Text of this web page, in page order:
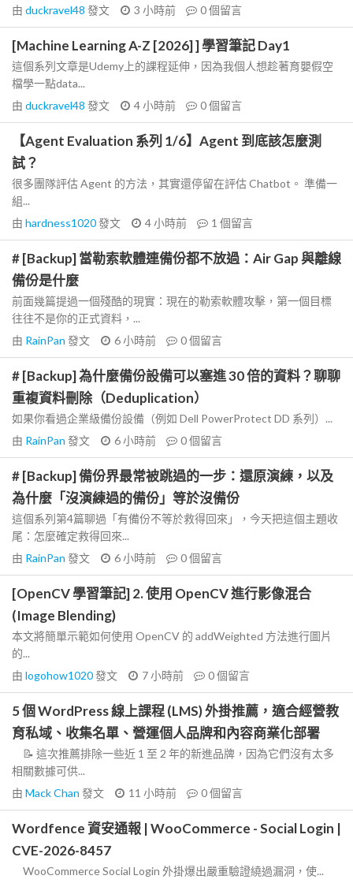
由 duckravel48 發文 3 小時前 0個留言
[Machine Learning A-Z [2026] ] 學習筆記 Day1
這個系列文章是Udemy上的課程延伸，因為我個人想趁著育嬰假空
檔學一點data...
由 duckravel48 發文 4 小時前 0個留言
【Agent Evaluation 系列 1/6】Agent 到底該怎麼測
試？
很多團隊評估 Agent 的方法，其實還停留在評估 Chatbot。 準備一
組...
由 hardness1020發文 4 小時前 1 個留言
# [Backup] 當勒索軟體連備份都不放過：Air Gap 與離線
備份是什麼
前面幾篇提過一個殘酷的現實：現在的勒索軟體攻擊，第一個目標
往往不是你的正式資料，...
由 RainPan 發文 6 小時前 0個留言
# [Backup] 為什麼備份設備可以塞進 30 倍的資料？聊聊
重複資料刪除（Deduplication）
如果你看過企業級備份設備（例如 Dell PowerProtect DD 系列）...
由 RainPan 發文 6 小時前 0個留言
# [Backup] 備份界最常被跳過的一步：還原演練，以及
為什麼「沒演練過的備份」等於沒備份
這個系列第4篇聊過「有備份不等於救得回來」，今天把這個主題收
尾：怎麼確定救得回來...
由 RainPan 發文 6 小時前 0個留言
[OpenCV 學習筆記] 2. 使用 OpenCV 進行影像混合
(Image Blending)
本文將簡單示範如何使用 OpenCV 的 addWeighted 方法進行圖片
的...
由 logohow1020發文 7 小時前 0個留言
5 個 WordPress 線上課程 (LMS) 外掛推薦，適合經營教
育私域、收集名單、營運個人品牌和內容商業化部署
📝 這次推薦排除一些近 1 至 2 年的新進品牌，因為它們沒有太多
相關數據可供...
由 Mack Chan 發文 11 小時前 0個留言
Wordfence 資安通報 | WooCommerce - Social Login |
CVE-2026-8457
WooCommerce Social Login 外掛爆出嚴重驗證繞過漏洞，使...